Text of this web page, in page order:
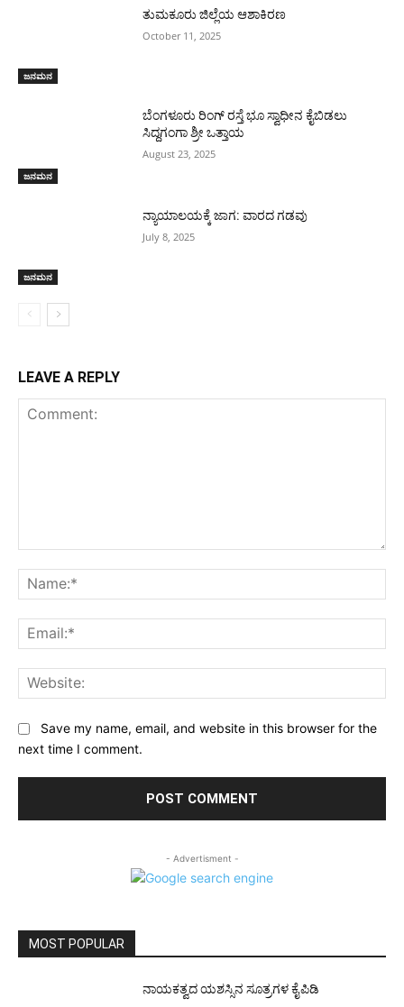
ಜನಮನ
ತುಮಕೂರು ಜಿಲ್ಲೆಯ ಆಶಾಕಿರಣ
October 11, 2025
ಜನಮನ
ಬೆಂಗಳೂರು ರಿಂಗ್ ರಸ್ತೆ ಭೂ ಸ್ವಾಧೀನ ಕೈಬಿಡಲು
ಸಿದ್ದಗಂಗಾ ಶ್ರೀ ಒತ್ತಾಯ
August 23, 2025
ಜನಮನ
ನ್ಯಾಯಾಲಯಕ್ಕೆ ಜಾಗ: ವಾರದ ಗಡವು
July 8, 2025
LEAVE A REPLY
Save my name, email, and website in this browser for the
next time I comment.
- Advertisment -
MOST POPULAR
ನಾಯಕತ್ವದ ಯಶಸ್ಸಿನ ಸೂತ್ರಗಳ ಕೈಪಿಡಿ